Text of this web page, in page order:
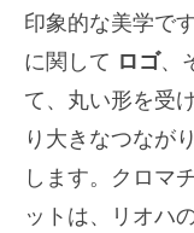
印象的な美学です
に関して ロゴ、
て、丸い形を受
り大きなつなが
します。クロマ
ットは、リオハ